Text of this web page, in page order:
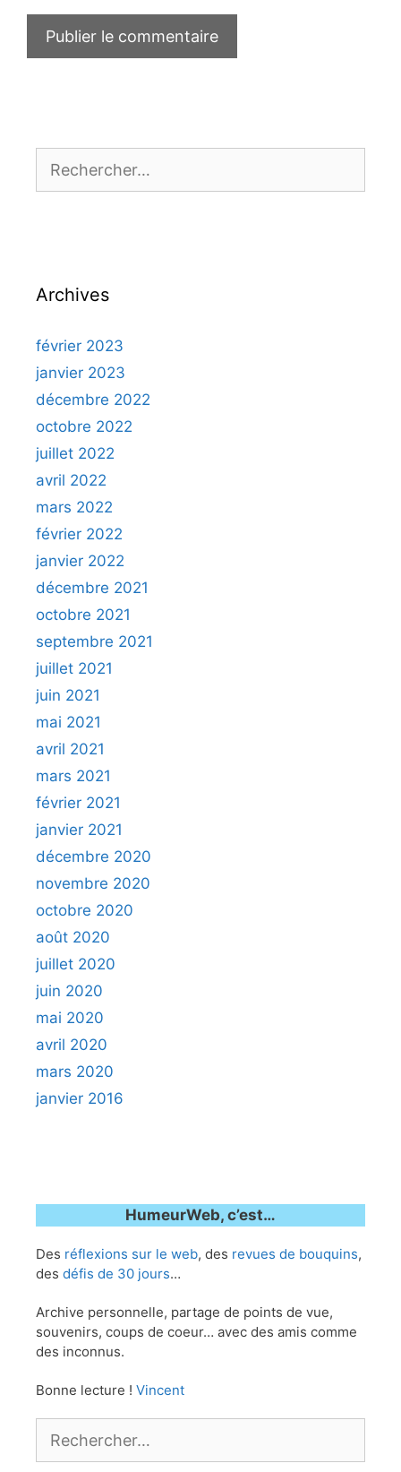
Archives
février 2023
janvier 2023
décembre 2022
octobre 2022
juillet 2022
avril 2022
mars 2022
février 2022
janvier 2022
décembre 2021
octobre 2021
septembre 2021
juillet 2021
juin 2021
mai 2021
avril 2021
mars 2021
février 2021
janvier 2021
décembre 2020
novembre 2020
octobre 2020
août 2020
juillet 2020
juin 2020
mai 2020
avril 2020
mars 2020
janvier 2016
HumeurWeb, c’est…
Des réflexions sur le web, des revues de bouquins,
des défis de 30 jours…
Archive personnelle, partage de points de vue,
souvenirs, coups de coeur… avec des amis comme
des inconnus.
Bonne lecture ! Vincent